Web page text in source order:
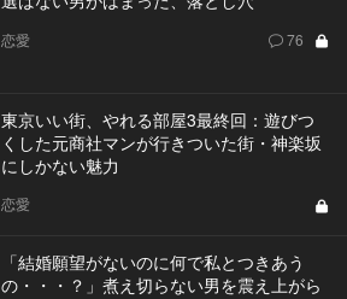
恋愛 76
東京いい街、やれる部屋3最終回：遊びつ
くした元商社マンが行きついた街・神楽坂
にしかない魅力
恋愛
「結婚願望がないのに何で私とつきあう
の・・・？」煮え切らない男を震え上がら